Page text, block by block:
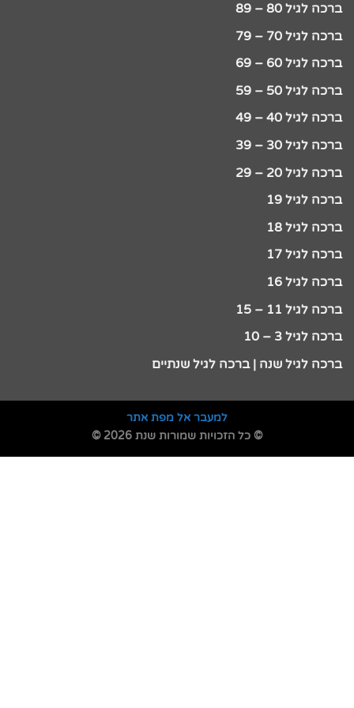
ברכה לגיל 80 – 89
ברכה לגיל 70 – 79
ברכה לגיל 60 – 69
ברכה לגיל 50 – 59
ברכה לגיל 40 – 49
ברכה לגיל 30 – 39
ברכה לגיל 20 – 29
ברכה לגיל 19
ברכה לגיל 18
ברכה לגיל 17
ברכה לגיל 16
ברכה לגיל 11 – 15
ברכה לגיל 3 – 10
ברכה לגיל שנה | ברכה לגיל שנתיים
למעבר אל מפת אתר
© כל הזכויות שמורות שנת 2026 ©